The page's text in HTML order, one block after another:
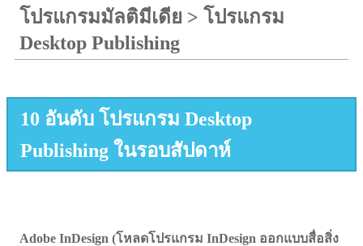
โปรแกรมมัลติมีเดีย > โปรแกรม
Desktop Publishing
10 อันดับ โปรแกรม Desktop
Publishing ในรอบสัปดาห์
Adobe InDesign (โหลดโปรแกรม InDesign ออกแบบสื่อสิ่ง